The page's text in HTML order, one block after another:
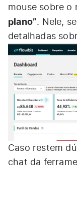
mouse sobre o
plano”. Nele,
detalhadas
Caso restem
chat da